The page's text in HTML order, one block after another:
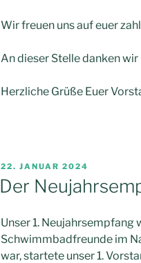
Wir freuen uns auf euer
An dieser Stelle danken
Herzliche Grüße Euer
VERÖFFENTLICHT
AM
22. JANUAR 2024
Der
Unser 1. Neujahrsempfang
Schwimmbadfreunde im
war, startete unser 1.